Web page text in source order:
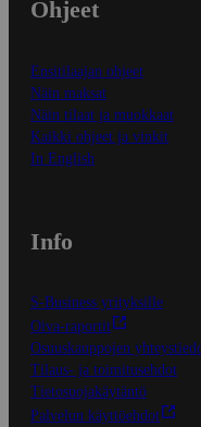
Ohjeet
Ensitilaajan ohjeet
Näin maksat
Näin tilaat ja muokkaat
Kaikki ohjeet ja vinkit
In English
Info
S-Business yrityksille
Oiva-raportit
Osuuskauppojen
Tilaus- ja toimitusehdot
Tietosuojakäytäntö
Palvelun käyttöehdot